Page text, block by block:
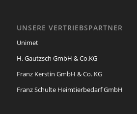
UNSERE VERTRIEBSPARTNER
Unimet
H. Gautzsch GmbH & Co.KG
Franz Kerstin GmbH & Co. KG
Franz Schulte Heimtierbedarf GmbH